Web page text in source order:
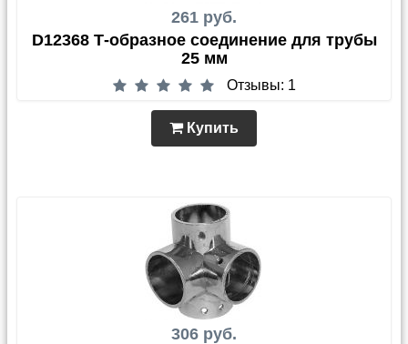
261 руб.
D12368 Т-образное соединение для трубы
25 мм
Отзывы: 1
Купить
306 руб.